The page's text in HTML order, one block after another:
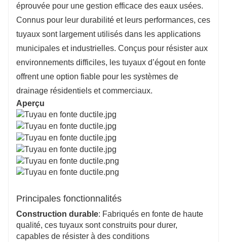
gamme de produits chimiques et incombustibles,
offrant ainsi une sécurité incendie améliorée dans les
environnements résidentiels et industriels.
Durabilité et facilité d’entretien
La fonte est recyclable, offrant une solution
écologique. L'intérieur lisse des tuyaux réduit les
besoins de maintenance, garantissant une fiabilité à
éprouvée pour une gestion efficace des eaux usées.
Connus pour leur durabilité et leurs performances, ces
tuyaux sont largement utilisés dans les applications
municipales et industrielles. Conçus pour résister aux
environnements difficiles, les tuyaux d’égout en fonte
offrent une option fiable pour les systèmes de
drainage résidentiels et commerciaux.
Aperçu
Principales fonctionnalités
Construction durable: Fabriqués en fonte de haute
qualité, ces tuyaux sont construits pour durer,
capables de résister à des conditions